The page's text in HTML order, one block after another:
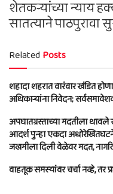
शेतकऱ्यांच्या न्याय
सातत्याने
Related Posts
शहादा शहरात वारंवार खंडित
अधिकाऱ्यांना निवेदन;
अपघातग्रस्ताच्या मदतीला
आदर्श पुन्हा एकदा
जखमीला दिली वेळेवर मदत,
वाहतूक समस्यांवर चर्चा नव्हे, तर